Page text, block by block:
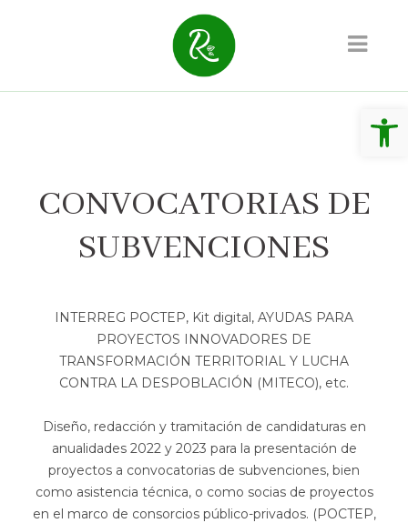
Abrir
CONVOCATORIAS DE
SUBVENCIONES
INTERREG POCTEP, Kit digital, AYUDAS PARA
PROYECTOS INNOVADORES DE
TRANSFORMACIÓN TERRITORIAL Y LUCHA
CONTRA LA DESPOBLACIÓN (MITECO), etc.
Diseño, redacción y tramitación de candidaturas en
anualidades 2022 y 2023 para la presentación de
proyectos a convocatorias de subvenciones, bien
como asistencia técnica, o como socias de proyectos
en el marco de consorcios público-privados. (POCTEP,